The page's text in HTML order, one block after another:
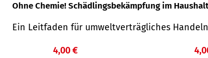
Ohne Chemie! Schädlingsbekämpfung im Haushalt
Ein Leitfaden für um­welt­ver­träg­liches Han­deln
4,00 €